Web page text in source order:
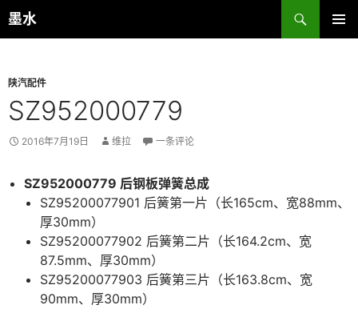
跳
至
墨水
搜
索
陕汽配件
SZ952000779
2016年7月19日 维拉 一条评论
SZ952000779 后钢板弹簧总成
SZ95200077901 后簧第一片（长165cm、宽88mm、
厚30mm）
SZ95200077902 后簧第二片（长164.2cm、宽
87.5mm、厚30mm）
SZ95200077903 后簧第三片（长163.8cm、宽
90mm、厚30mm）